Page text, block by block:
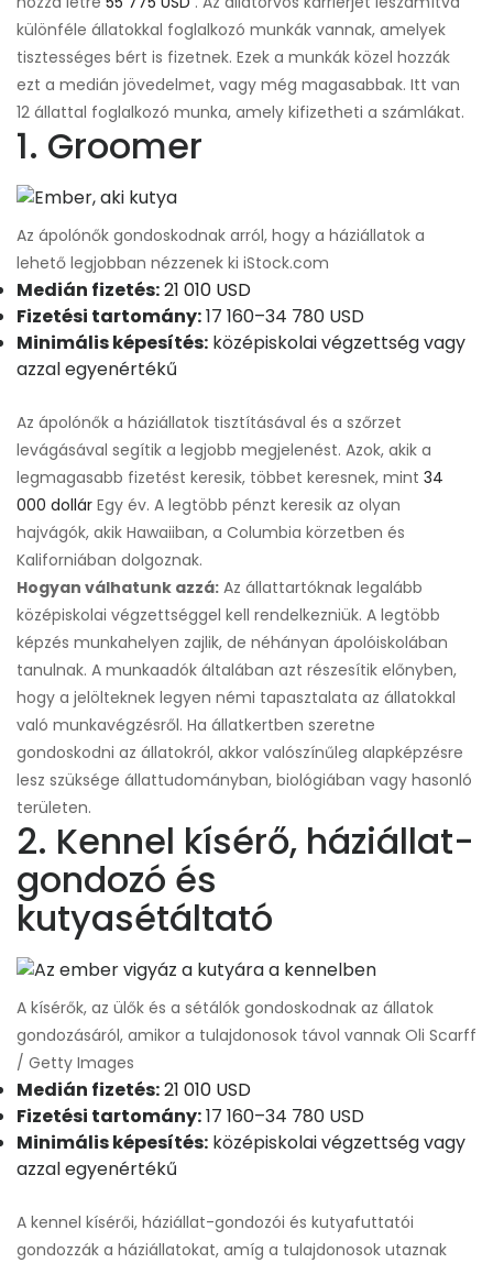
különféle állatokkal foglalkozó munkák vannak, amelyek
tisztességes bért is fizetnek. Ezek a munkák közel hozzák
ezt a medián jövedelmet, vagy még magasabbak. Itt van
12 állattal foglalkozó munka, amely kifizetheti a számlákat.
1. Groomer
Az ápolónők gondoskodnak arról, hogy a háziállatok a
lehető legjobban nézzenek ki iStock.com
Medián fizetés:21 010 USD
Fizetési tartomány:17 160–34 780 USD
Minimális képesítés: középiskolai végzettség vagy
azzal egyenértékű
Az ápolónők a háziállatok tisztításával és a szőrzet
levágásával segítik a legjobb megjelenést. Azok, akik a
legmagasabb fizetést keresik, többet keresnek, mint 34
000 dollár Egy év. A legtöbb pénzt keresik az olyan
hajvágók, akik Hawaiiban, a Columbia körzetben és
Kaliforniában dolgoznak.
Hogyan válhatunk azzá: Az állattartóknak legalább
középiskolai végzettséggel kell rendelkezniük. A legtöbb
képzés munkahelyen zajlik, de néhányan ápolóiskolában
tanulnak. A munkaadók általában azt részesítik előnyben,
hogy a jelölteknek legyen némi tapasztalata az állatokkal
való munkavégzésről. Ha állatkertben szeretne
gondoskodni az állatokról, akkor valószínűleg alapképzésre
lesz szüksége állattudományban, biológiában vagy hasonló
területen.
2. Kennel kísérő, háziállat-
gondozó és
kutyasétáltató
A kísérők, az ülők és a sétálók gondoskodnak az állatok
gondozásáról, amikor a tulajdonosok távol vannak Oli Scarff
/ Getty Images
Medián fizetés:21 010 USD
Fizetési tartomány:17 160–34 780 USD
Minimális képesítés: középiskolai végzettség vagy
azzal egyenértékű
A kennel kísérői, háziállat-gondozói és kutyafuttatói
gondozzák a háziállatokat, amíg a tulajdonosok utaznak